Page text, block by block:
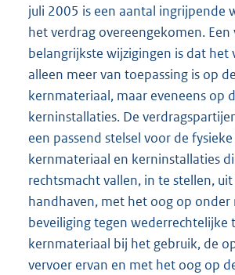
juli 2005 is een aantal ingrijpende
het verdrag overeengekomen. Een
belangrijkste wijzigingen is dat het
alleen meer van toepassing is op
kernmateriaal, maar eveneens op
kerninstallaties. De
een passend stelsel voor de
kernmateriaal en kerninstallaties
rechtsmacht vallen, in te stellen,
handhaven, met het oog op onder
beveiliging tegen wederrechtelijke
kernmateriaal bij het gebruik, de
vervoer ervan en met het oog op